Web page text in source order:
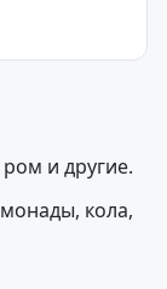
и другие.
кола,